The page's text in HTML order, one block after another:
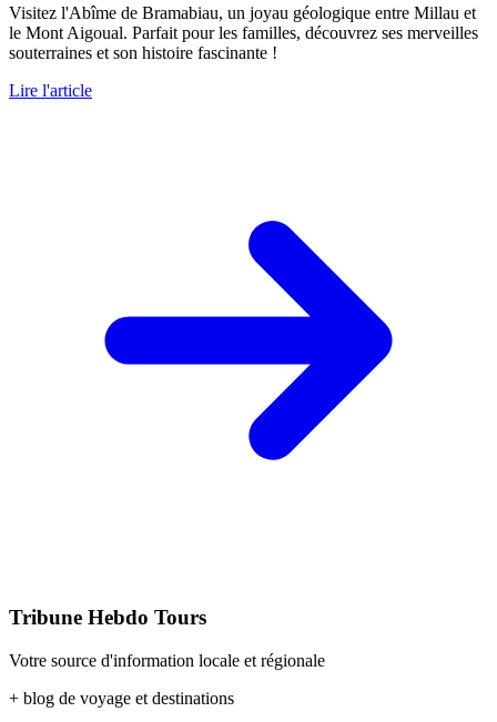
Visitez l'Abîme de Bramabiau, un joyau géologique entre Millau et
le Mont Aigoual. Parfait pour les familles, découvrez ses merveilles
souterraines et son histoire fascinante !
Lire l'article
Tribune Hebdo Tours
Votre source d'information locale et régionale
+ blog de voyage et destinations